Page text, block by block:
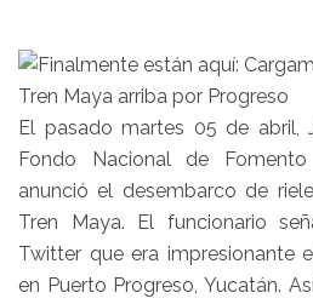
El pasado martes 05 de abril,
Fondo Nacional de
anunció el desembarco de
Tren Maya. El funcionario
Twitter que era impresionante
en Puerto Progreso, Yucatán.